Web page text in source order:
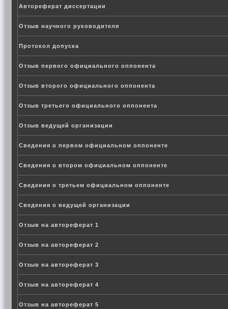
Автореферат диссертации
Отзыв научного руководителя
Протокол допуска
Отзыв первого официального оппонента
Отзыв второго официального оппонента
Отзыв третьего официального оппонента
Отзыв ведущей организации
Сведения о первом официальном оппоненте
Сведения о втором официальном оппоненте
Сведения о третьем официальном оппоненте
Сведения о ведущей организации
Отзыв на автореферат 1
Отзыв на автореферат 2
Отзыв на автореферат 3
Отзыв на автореферат 4
Отзыв на автореферат 5